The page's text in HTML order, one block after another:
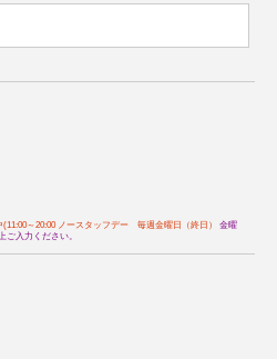
～20:00 ノースタッフデー 毎週金曜日（終日） 金曜
ご入力ください。